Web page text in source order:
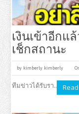
เงินเข้าอีกแ
เช็กสถานะ
by kimberly kimberly
ทีมข่าวได้รับรา..